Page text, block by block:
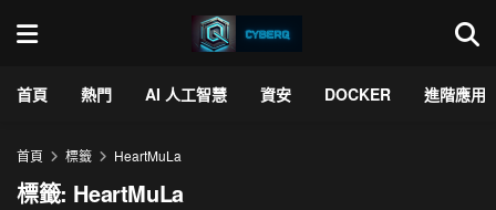
首頁 熱門 AI 人工智慧 資安 DOCKER 進階應用
首頁 標籤 HeartMuLa
標籤: HeartMuLa